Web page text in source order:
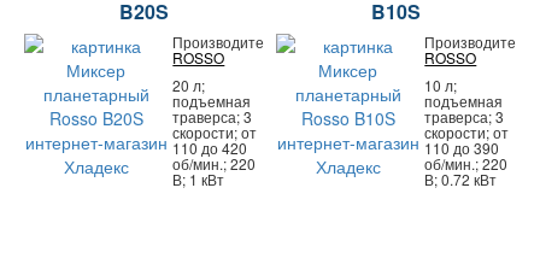
B20S
Производитель:
ROSSO
20 л;
подъемная
траверса; 3
скорости; от
110 до 420
об/мин.; 220
В; 1 кВт
B10S
Производитель:
ROSSO
10 л;
подъемная
траверса; 3
скорости; от
110 до 390
об/мин.; 220
В; 0.72 кВт